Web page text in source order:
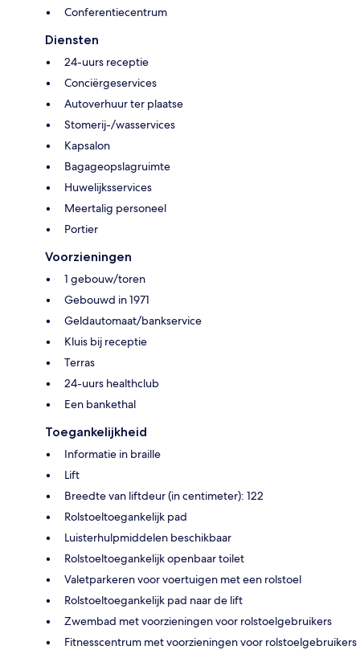
Conferentiecentrum
Diensten
24-uurs receptie
Conciërgeservices
Autoverhuur ter plaatse
Stomerij-/wasservices
Kapsalon
Bagageopslagruimte
Huwelijksservices
Meertalig personeel
Portier
Voorzieningen
1 gebouw/toren
Gebouwd in 1971
Geldautomaat/bankservice
Kluis bij receptie
Terras
24-uurs healthclub
Een bankethal
Toegankelijkheid
Informatie in braille
Lift
Breedte van liftdeur (in centimeter): 122
Rolstoeltoegankelijk pad
Luisterhulpmiddelen beschikbaar
Rolstoeltoegankelijk openbaar toilet
Valetparkeren voor voertuigen met een rolstoel
Rolstoeltoegankelijk pad naar de lift
Zwembad met voorzieningen voor rolstoelgebruikers
Fitnesscentrum met voorzieningen voor rolstoelgebruikers